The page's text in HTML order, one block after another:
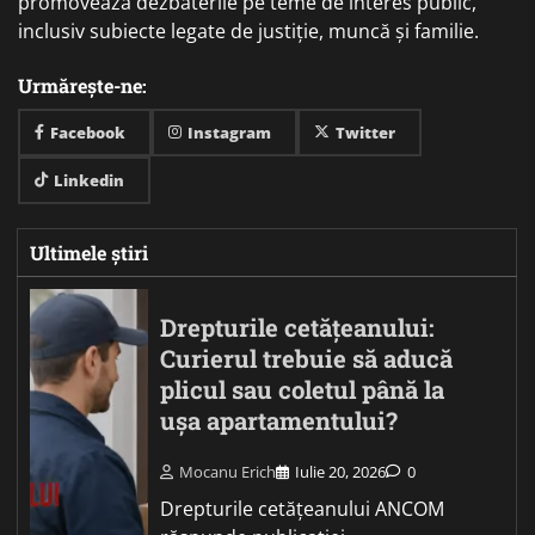
inclusiv subiecte legate de justiție, muncă și familie.
Urmărește-ne:
Facebook Instagram Twitter
Linkedin
Ultimele știri
Drepturile cetățeanului:
Curierul trebuie să aducă
plicul sau coletul până la
ușa apartamentului?
Mocanu Erich Iulie 20, 2026 0
Drepturile cetățeanului ANCOM